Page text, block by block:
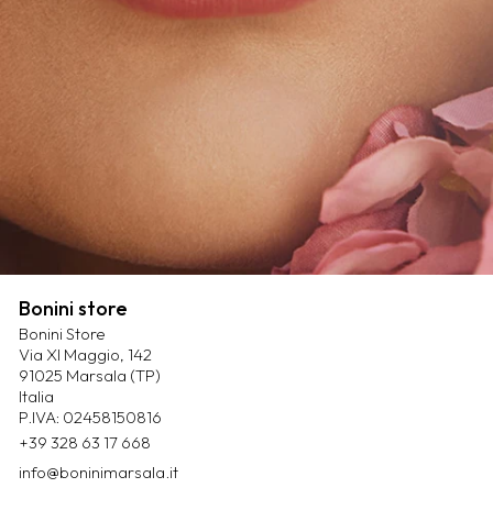
Bonini store
Bonini Store
Via XI Maggio, 142
91025 Marsala (TP)
Italia
P.IVA: 02458150816
+39 328 63 17 668
info@boninimarsala.it